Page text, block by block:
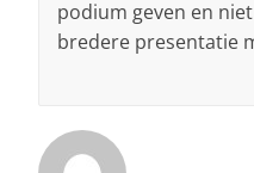
podium geven en
bredere presentatie